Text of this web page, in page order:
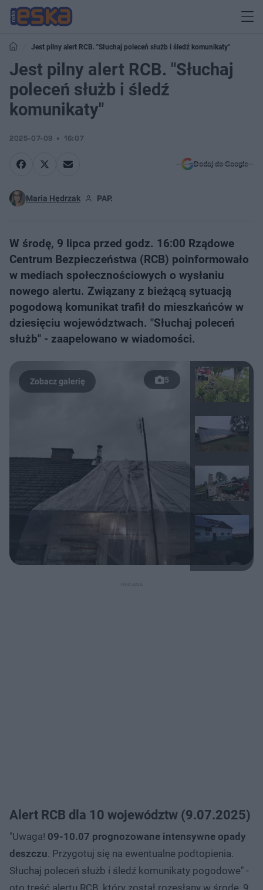
Jest pilny alert RCB. "Słuchaj poleceń służb i śledź komunikaty"
Jest pilny alert RCB. "Słuchaj
poleceń służb i śledź
komunikaty"
2025-07-09 16:07
Dodaj do Google
Maria Hędrzak PAP.
W środę, 9 lipca przed godz. 16:00 Rządowe
Centrum Bezpieczeństwa (RCB) poinformowało
w mediach społecznościowych o wysłaniu
nowego alertu. Związany z bieżącą sytuacją
pogodową komunikat trafił do mieszkańców w
dziesięciu województwach. "Słuchaj poleceń
służb" - zaapelowano w wiadomości.
5
Alert RCB dla 10 województw (9.07.2025)
"Uwaga! 09-10.07 prognozowane intensywne opady
deszczu. Przygotuj się na ewentualne podtopienia.
Słuchaj poleceń służb i śledź komunikaty pogodowe" -
oto treść alertu RCB, który został rozesłany w środę, 9